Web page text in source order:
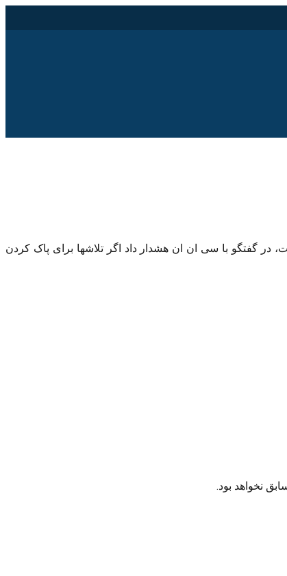
گفتگو با سی ان ان هشدار داد اگر تلاشها برای پاک کردن
نخواهد بود.